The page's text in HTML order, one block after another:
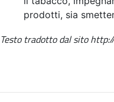
prodotti, sia
Testo tradotto dal sito